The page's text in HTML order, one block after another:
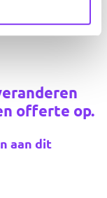
offerte op.
aan dit